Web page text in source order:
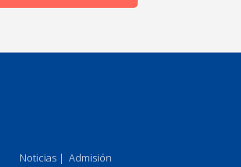
Noticias | Admisión